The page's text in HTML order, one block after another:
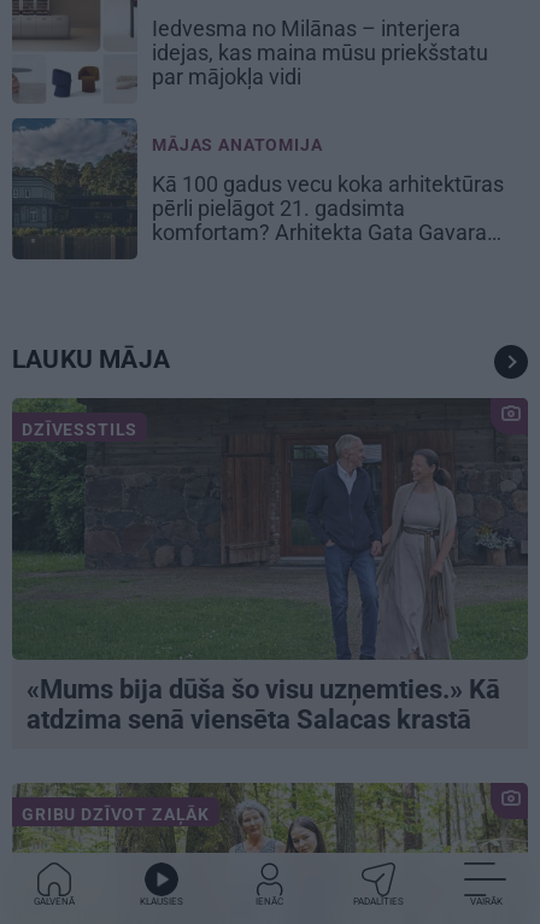
Iedvesma no Milānas – interjera
idejas, kas maina mūsu priekšstatu
par mājokļa vidi
MĀJAS ANATOMIJA
Kā 100 gadus vecu koka arhitektūras
pērli pielāgot 21. gadsimta
komfortam? Arhitekta Gata Gavara
LAUKU MĀJA
DZĪVESSTILS
«Mums bija dūša šo visu uzņemties.» Kā
atdzima senā viensēta Salacas krastā
GRIBU DZĪVOT ZAĻĀK
GALVENĀ KLAUSIES IENĀC PADALĪTIES VAIRĀK